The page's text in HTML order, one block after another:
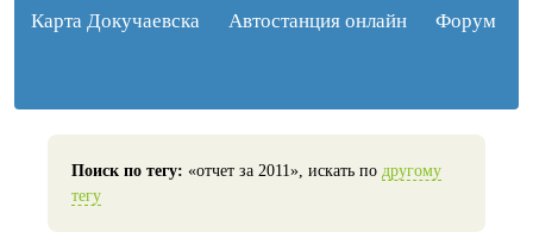
Карта Докучаевска
Автостанция онлайн Форум
Поиск по тегу: «отчет за 2011», искать по другому
тегу